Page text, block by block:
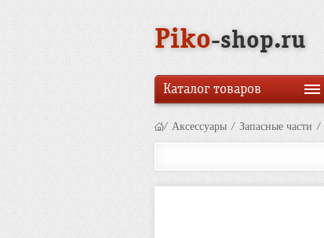
Piko-shop.ru
Каталог товаров
/ Аксессуары / Запасные части /